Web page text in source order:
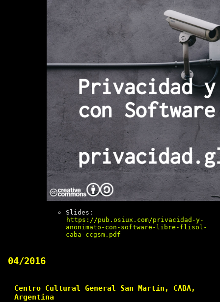
Slides:
https://pub.osiux.com/privacidad-y-
anonimato-con-software-libre-flisol-
caba-ccgsm.pdf
04/2016
Centro Cultural General San Martín, CABA,
Argentina